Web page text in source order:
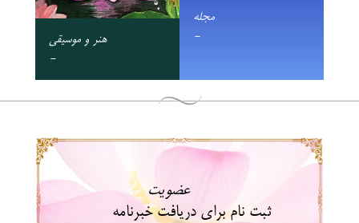
مجله
- هنر و موسیقی
-
عضویت
ثبت نام برای دریافت خبرنامه